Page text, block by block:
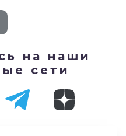
на наши
сети